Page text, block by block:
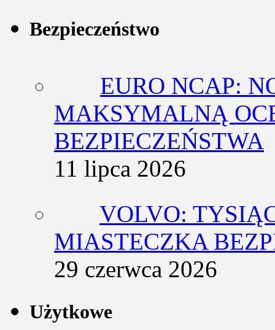
Bezpieczeństwo
EURO NCAP:
MAKSYMALNĄ
BEZPIECZEŃSTWA
11 lipca 2026
VOLVO:
MIASTECZKA
29 czerwca 2026
Użytkowe